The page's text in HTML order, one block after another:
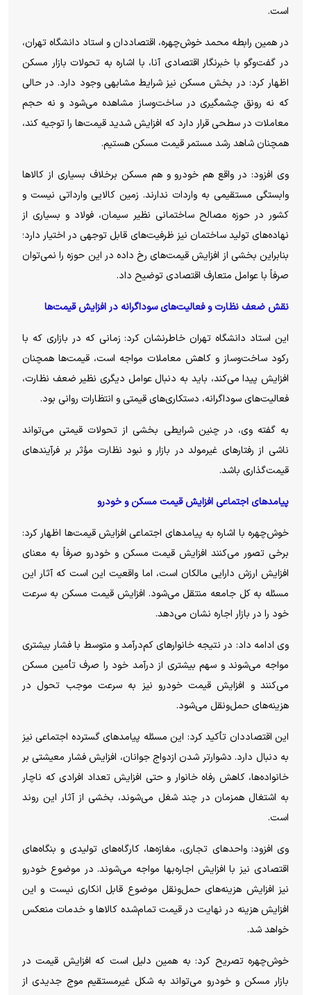
است.
در همین رابطه محمد خوش‌چهره، اقتصاددان و استاد دانشگاه تهران،
در گفت‌و‌گو با خبرنگار اقتصادی آنا، با اشاره به تحولات بازار مسکن
اظهار کرد: در بخش مسکن نیز شرایط مشابهی وجود دارد. در حالی
که نه رونق چشمگیری در ساخت‌وساز مشاهده می‌شود و نه حجم
معاملات در سطحی قرار دارد که افزایش شدید قیمت‌ها را توجیه کند،
همچنان شاهد رشد مستمر قیمت مسکن هستیم.
وی افزود: در واقع هم خودرو و هم مسکن برخلاف بسیاری از کالا‌ها
وابستگی مستقیمی به واردات ندارند. زمین کالایی وارداتی نیست و
کشور در حوزه مصالح ساختمانی نظیر سیمان، فولاد و بسیاری از
نهاده‌های تولید ساختمان نیز ظرفیت‌های قابل توجهی در اختیار دارد؛
بنابراین بخشی از افزایش قیمت‌های رخ داده در این حوزه را نمی‌توان
صرفاً با عوامل متعارف اقتصادی توضیح داد.
نقش ضعف نظارت و فعالیت‌های سوداگرانه در افزایش قیمت‌ها
این استاد دانشگاه تهران خاطرنشان کرد: زمانی که در بازاری که با
رکود ساخت‌وساز و کاهش معاملات مواجه است، قیمت‌ها همچنان
افزایش پیدا می‌کند، باید به دنبال عوامل دیگری نظیر ضعف نظارت،
فعالیت‌های سوداگرانه، دستکاری‌های قیمتی و انتظارات روانی بود.
به گفته وی، در چنین شرایطی بخشی از تحولات قیمتی می‌تواند
ناشی از رفتار‌های غیرمولد در بازار و نبود نظارت مؤثر بر فرآیند‌های
قیمت‌گذاری باشد.
پیامد‌های اجتماعی افزایش قیمت مسکن و خودرو
خوش‌چهره با اشاره به پیامد‌های اجتماعی افزایش قیمت‌ها اظهار کرد:
برخی تصور می‌کنند افزایش قیمت مسکن و خودرو صرفاً به معنای
افزایش ارزش دارایی مالکان است، اما واقعیت این است که آثار این
مسئله به کل جامعه منتقل می‌شود. افزایش قیمت مسکن به سرعت
خود را در بازار اجاره نشان می‌دهد.
وی ادامه داد: در نتیجه خانوار‌های کم‌درآمد و متوسط با فشار بیشتری
مواجه می‌شوند و سهم بیشتری از درآمد خود را صرف تأمین مسکن
می‌کنند و افزایش قیمت خودرو نیز به سرعت موجب تحول در
هزینه‌های حمل‌ونقل می‌شود.
این اقتصاددان تأکید کرد: این مسئله پیامد‌های گسترده اجتماعی نیز
به دنبال دارد. دشوارتر شدن ازدواج جوانان، افزایش فشار معیشتی بر
خانواده‌ها، کاهش رفاه خانوار و حتی افزایش تعداد افرادی که ناچار
به اشتغال همزمان در چند شغل می‌شوند، بخشی از آثار این روند
است.
وی افزود: واحد‌های تجاری، مغازه‌ها، کارگاه‌های تولیدی و بنگاه‌های
اقتصادی نیز با افزایش اجاره‌بها مواجه می‌شوند. در موضوع خودرو
نیز افزایش هزینه‌های حمل‌ونقل موضوع قابل انکاری نیست و این
افزایش هزینه در نهایت در قیمت تمام‌شده کالا‌ها و خدمات منعکس
خواهد شد.
خوش‌چهره تصریح کرد: به همین دلیل است که افزایش قیمت در
بازار مسکن و خودرو می‌تواند به شکل غیرمستقیم موج جدیدی از